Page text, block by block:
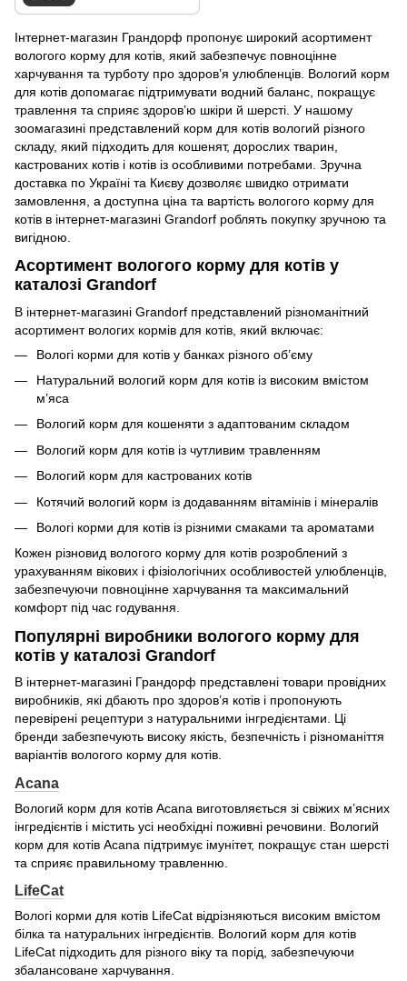
Інтернет-магазин Грандорф пропонує широкий асортимент
вологого корму для котів, який забезпечує повноцінне
харчування та турботу про здоров’я улюбленців. Вологий корм
для котів допомагає підтримувати водний баланс, покращує
травлення та сприяє здоров’ю шкіри й шерсті. У нашому
зоомагазині представлений корм для котів вологий різного
складу, який підходить для кошенят, дорослих тварин,
кастрованих котів і котів із особливими потребами. Зручна
доставка по Україні та Києву дозволяє швидко отримати
замовлення, а доступна ціна та вартість вологого корму для
котів в інтернет-магазині Grandorf роблять покупку зручною та
вигідною.
Асортимент вологого корму для котів у
каталозі Grandorf
В інтернет-магазині Grandorf представлений різноманітний
асортимент вологих кормів для котів, який включає:
Вологі корми для котів у банках різного об’єму
Натуральний вологий корм для котів із високим вмістом
м’яса
Вологий корм для кошеняти з адаптованим складом
Вологий корм для котів із чутливим травленням
Вологий корм для кастрованих котів
Котячий вологий корм із додаванням вітамінів і мінералів
Вологі корми для котів із різними смаками та ароматами
Кожен різновид вологого корму для котів розроблений з
урахуванням вікових і фізіологічних особливостей улюбленців,
забезпечуючи повноцінне харчування та максимальний
комфорт під час годування.
Популярні виробники вологого корму для
котів у каталозі Grandorf
В інтернет-магазині Грандорф представлені товари провідних
виробників, які дбають про здоров’я котів і пропонують
перевірені рецептури з натуральними інгредієнтами. Ці
бренди забезпечують високу якість, безпечність і різноманіття
варіантів вологого корму для котів.
Acana
Вологий корм для котів Acana виготовляється зі свіжих м’ясних
інгредієнтів і містить усі необхідні поживні речовини. Вологий
корм для котів Acana підтримує імунітет, покращує стан шерсті
та сприяє правильному травленню.
LifeCat
Вологі корми для котів LifeCat відрізняються високим вмістом
білка та натуральних інгредієнтів. Вологий корм для котів
LifeCat підходить для різного віку та порід, забезпечуючи
збалансоване харчування.